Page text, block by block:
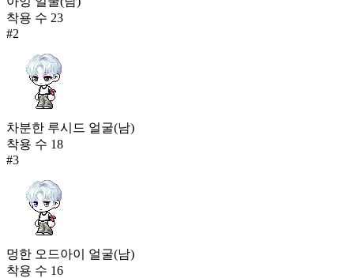
착용 수 23
#2
차분한 루시드 얼굴(남)
착용 수 18
#3
멍한 오드아이 얼굴(남)
착용 수 16